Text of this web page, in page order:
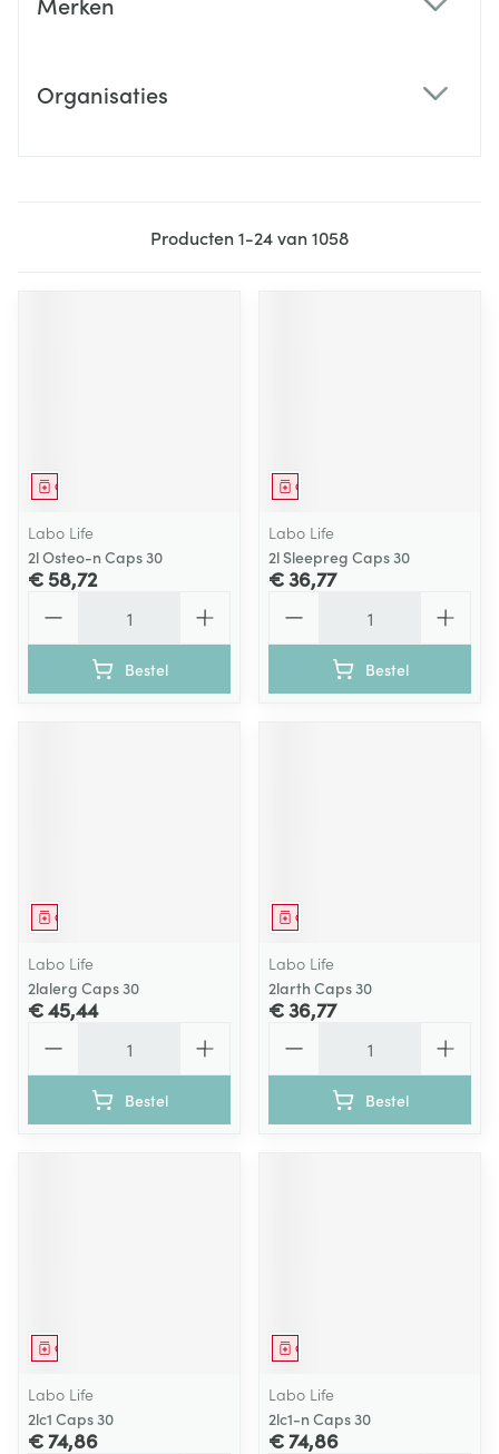
Organisaties
Producten1-24van1058
Geneesmiddel
Labo Life
2l Osteo-n Caps 30
€ 58,72
Bestel
Geneesmiddel
Labo Life
2l Sleepreg Caps 30
€ 36,77
Bestel
Geneesmiddel
Labo Life
2lalerg Caps 30
€ 45,44
Bestel
Geneesmiddel
Labo Life
2larth Caps 30
€ 36,77
Bestel
Geneesmiddel
Labo Life
2lc1 Caps 30
€ 74,86
Geneesmiddel
Labo Life
2lc1-n Caps 30
€ 74,86